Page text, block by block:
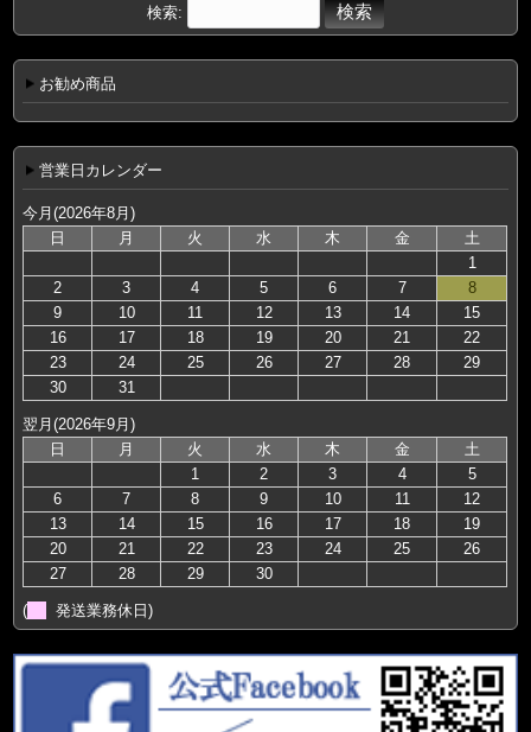
検索:
お勧め商品
営業日カレンダー
今月(2026年8月)
日
月 火 水 木 金
土
1
2
3 4 5 6 7
8
9
10 11 12 13 14
15
16
17 18 19 20 21
22
23
24 25 26 27 28
29
30
31
翌月(2026年9月)
日
月 火 水 木 金
土
1
2 3 4
5
6
7 8 9 10 11
12
13
14 15 16 17 18
19
20
21 22 23 24 25
26
27
28 29 30
( 発送業務休日)